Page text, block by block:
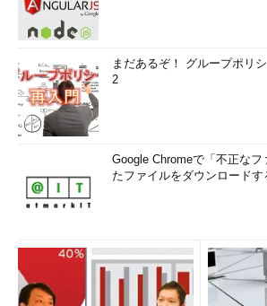
まだあるぞ！ グループポリ
2
Google Chromeで「不正な
たファイルをダウンロードす